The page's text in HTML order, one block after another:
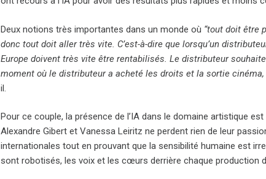
Deux notions très importantes dans un monde où “tout doit être
donc tout doit aller très vite. C’est-à-dire que lorsqu’un
Europe doivent très vite être rentabilisés. Le distributeur
moment où le distributeur a acheté les droits et la sortie
il.
Pour ce couple, la présence de l’IA dans le domaine artistique
Alexandre Gibert et Vanessa Leiritz ne perdent rien de leur
internationales tout en prouvant que la sensibilité humaine est
sont robotisés, les voix et les cœurs derrière chaque production